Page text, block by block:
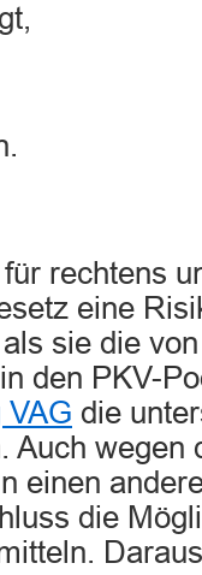
rechtens
eine
sie die
den PKV-
VAG die
Auch wegen
einen
die